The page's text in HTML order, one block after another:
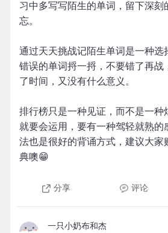
习中多写写陌生的单词，留下深刻
忘。
通过天天挑战记陌生单词是一种选
错误的单词捋一捋，不要错了再战
了时间，又没有什么意义。
排行榜只是一种见证，而不是一种
就要会运用，要有一种驾轻就熟的
法也是很好的背诵方式，建议大家
典噢😁
分享 评论
一只小奶布和杰